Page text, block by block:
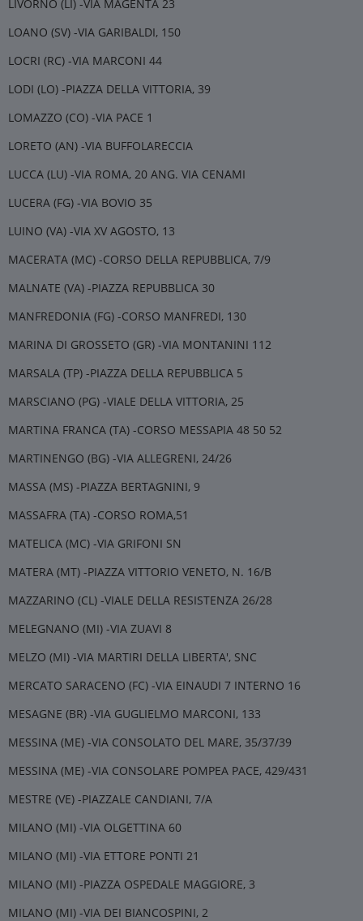
LIVORNO (LI) -VIA MAGENTA 23
LOANO (SV) -VIA GARIBALDI, 150
LOCRI (RC) -VIA MARCONI 44
LODI (LO) -PIAZZA DELLA VITTORIA, 39
LOMAZZO (CO) -VIA PACE 1
LORETO (AN) -VIA BUFFOLARECCIA
LUCCA (LU) -VIA ROMA, 20 ANG. VIA CENAMI
LUCERA (FG) -VIA BOVIO 35
LUINO (VA) -VIA XV AGOSTO, 13
MACERATA (MC) -CORSO DELLA REPUBBLICA, 7/9
MALNATE (VA) -PIAZZA REPUBBLICA 30
MANFREDONIA (FG) -CORSO MANFREDI, 130
MARINA DI GROSSETO (GR) -VIA MONTANINI 112
MARSALA (TP) -PIAZZA DELLA REPUBBLICA 5
MARSCIANO (PG) -VIALE DELLA VITTORIA, 25
MARTINA FRANCA (TA) -CORSO MESSAPIA 48 50 52
MARTINENGO (BG) -VIA ALLEGRENI, 24/26
MASSA (MS) -PIAZZA BERTAGNINI, 9
MASSAFRA (TA) -CORSO ROMA,51
MATELICA (MC) -VIA GRIFONI SN
MATERA (MT) -PIAZZA VITTORIO VENETO, N. 16/B
MAZZARINO (CL) -VIALE DELLA RESISTENZA 26/28
MELEGNANO (MI) -VIA ZUAVI 8
MELZO (MI) -VIA MARTIRI DELLA LIBERTA', SNC
MERCATO SARACENO (FC) -VIA EINAUDI 7 INTERNO 16
MESAGNE (BR) -VIA GUGLIELMO MARCONI, 133
MESSINA (ME) -VIA CONSOLATO DEL MARE, 35/37/39
MESSINA (ME) -VIA CONSOLARE POMPEA PACE, 429/431
MESTRE (VE) -PIAZZALE CANDIANI, 7/A
MILANO (MI) -VIA OLGETTINA 60
MILANO (MI) -VIA ETTORE PONTI 21
MILANO (MI) -PIAZZA OSPEDALE MAGGIORE, 3
MILANO (MI) -VIA DEI BIANCOSPINI, 2